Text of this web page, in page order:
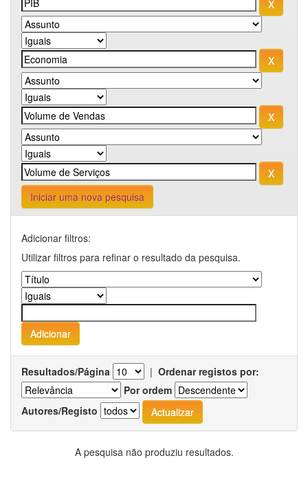
Iniciar uma nova pesquisa
Adicionar filtros:
Utilizar filtros para refinar o resultado da pesquisa.
Resultados/Página | Ordenar registos por:
Por ordem
Autores/Registo
A pesquisa não produziu resultados.